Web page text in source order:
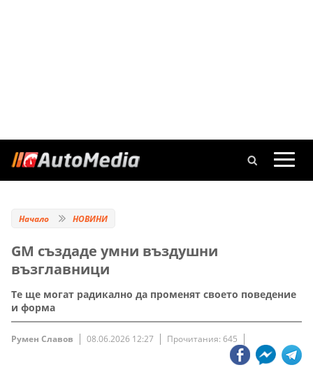
Начало НОВИНИ
GM създаде умни въздушни
възглавници
Те ще могат радикално да променят своето поведение
и форма
Румен Славов 08.06.2026 12:27 Прочитания: 645